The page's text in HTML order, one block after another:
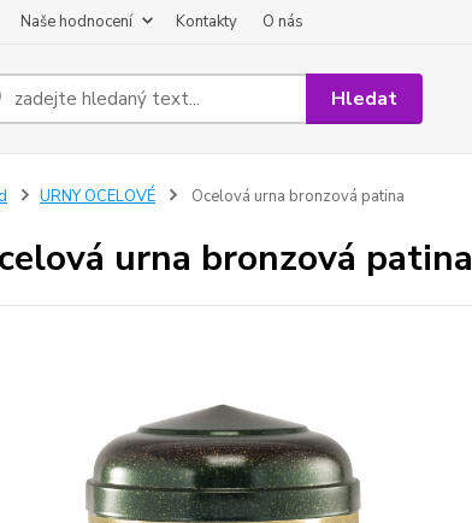
Naše hodnocení Kontakty O nás
Hledat
URNY OCELOVÉ Ocelová urna bronzová patina
urna bronzová patina